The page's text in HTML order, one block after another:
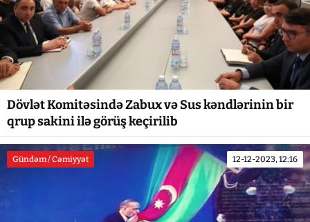
Dövlət Komitəsində Zabux və Sus kəndlərinin bir
qrup sakini ilə görüş keçirilib
Gündəm / Cəmiyyət 12-12-2023, 12:16